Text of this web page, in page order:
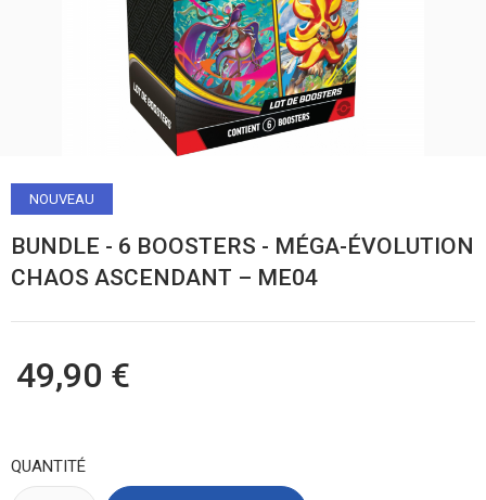
NOUVEAU
BUNDLE - 6 BOOSTERS - MÉGA-ÉVOLUTION
CHAOS ASCENDANT – ME04
49,90 €
QUANTITÉ